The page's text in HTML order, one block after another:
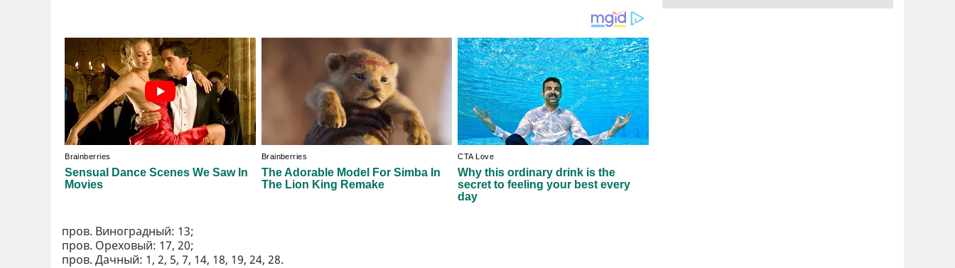
пров. Виноградный: 13;
пров. Ореховый: 17, 20;
пров. Дачный: 1, 2, 5, 7, 14, 18, 19, 24, 28.